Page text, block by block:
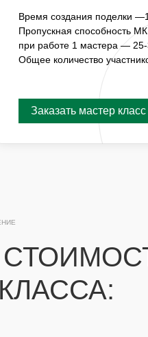
ПРОПУСКНАЯ
ПРИ РАБОТЕ 1 МАСТЕРА —
ОБЩЕЕ КОЛИЧЕСТВО
Заказать мастер класс
Время создания поделки
Пропускная способность МК
при работе 1 мастера —
Общее количество
Заказать мастер класс